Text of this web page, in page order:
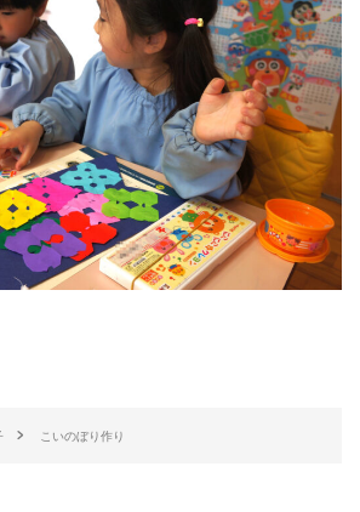
こいのぼり作り